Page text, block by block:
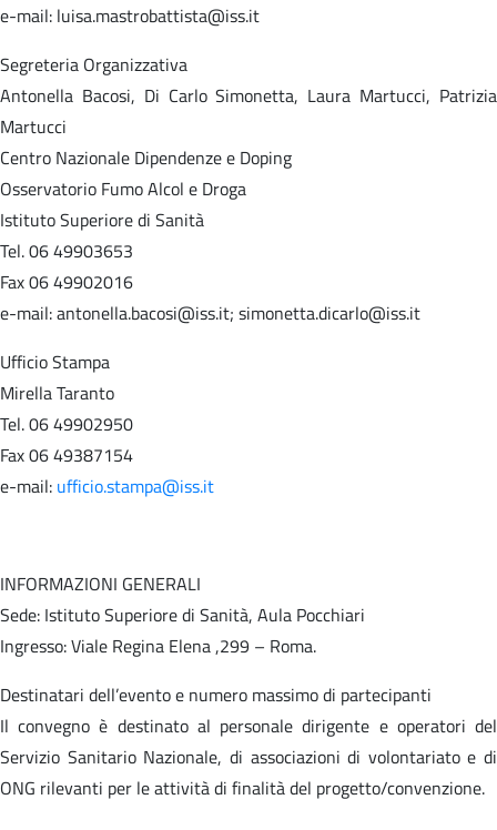
e-mail: luisa.mastrobattista@iss.it
Segreteria Organizzativa
Antonella Bacosi, Di Carlo Simonetta, Laura Martucci, Patrizia
Martucci
Centro Nazionale Dipendenze e Doping
Osservatorio Fumo Alcol e Droga
Istituto Superiore di Sanità
Tel. 06 49903653
Fax 06 49902016
e-mail: antonella.bacosi@iss.it; simonetta.dicarlo@iss.it
Ufficio Stampa
Mirella Taranto
Tel. 06 49902950
Fax 06 49387154
e-mail: ufficio.stampa@iss.it
INFORMAZIONI GENERALI
Sede: Istituto Superiore di Sanità, Aula Pocchiari
Ingresso: Viale Regina Elena ,299 – Roma.
Destinatari dell’evento e numero massimo di partecipanti
Il convegno è destinato al personale dirigente e operatori del
Servizio Sanitario Nazionale, di associazioni di volontariato e di
ONG rilevanti per le attività di finalità del progetto/convenzione.